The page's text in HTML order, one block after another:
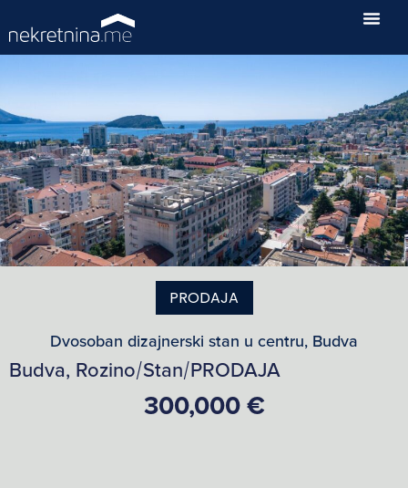
PRODAJA
Dvosoban dizajnerski stan u centru, Budva
Budva, Rozino/Stan/PRODAJA
300,000 €